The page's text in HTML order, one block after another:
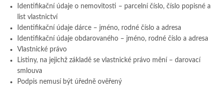
Identifikační údaje o nemovitosti – parcelní číslo, číslo popisné a
list vlastnictví
Identifikační údaje dárce – jméno, rodné číslo a adresa
Identifikační údaje obdarovaného – jméno, rodné číslo a adresa
Vlastnické právo
Listiny, na jejichž základě se vlastnické právo mění – darovací
smlouva
Podpis nemusí být úředně ověřený